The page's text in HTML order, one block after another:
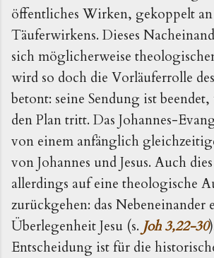
öffentliches Wirken, gekoppelt an
Täuferwirkens. Dieses
sich möglicherweise
wird so doch die Vorläuferrolle
betont: seine Sendung ist beendet,
den Plan tritt. Das Johannes-
von einem anfänglich
von Johannes und Jesus. Auch
allerdings auf eine theologische
zurückgehen: das Nebeneinander
Überlegenheit Jesu (s. Joh 3,22-30
Entscheidung ist für die